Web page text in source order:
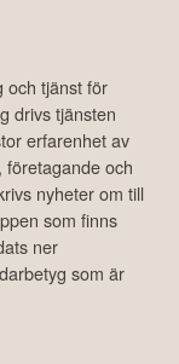
och tjänst för
drivs tjänsten
erfarenhet av
företagande och
nyheter om till
som finns
ner
som är